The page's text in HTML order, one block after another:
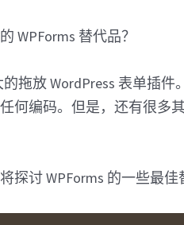
WPForms 替代品？
的拖放 WordPress 表单插
何编码。但是，还有很多
探讨 WPForms 的一些最佳